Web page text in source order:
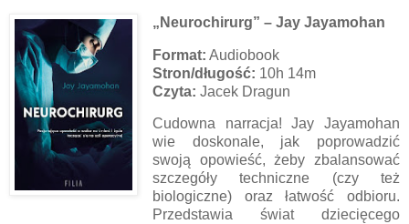
„Neurochirurg” – Jay Jayamohan
Format: Audiobook
Stron/długość: 10h 14m
Czyta: Jacek Dragun
Cudowna narracja! Jay Jayamohan
wie doskonale, jak poprowadzić
swoją opowieść, żeby zbalansować
szczegóły techniczne (czy też
biologiczne) oraz łatwość odbioru.
Przedstawia świat dziecięcego